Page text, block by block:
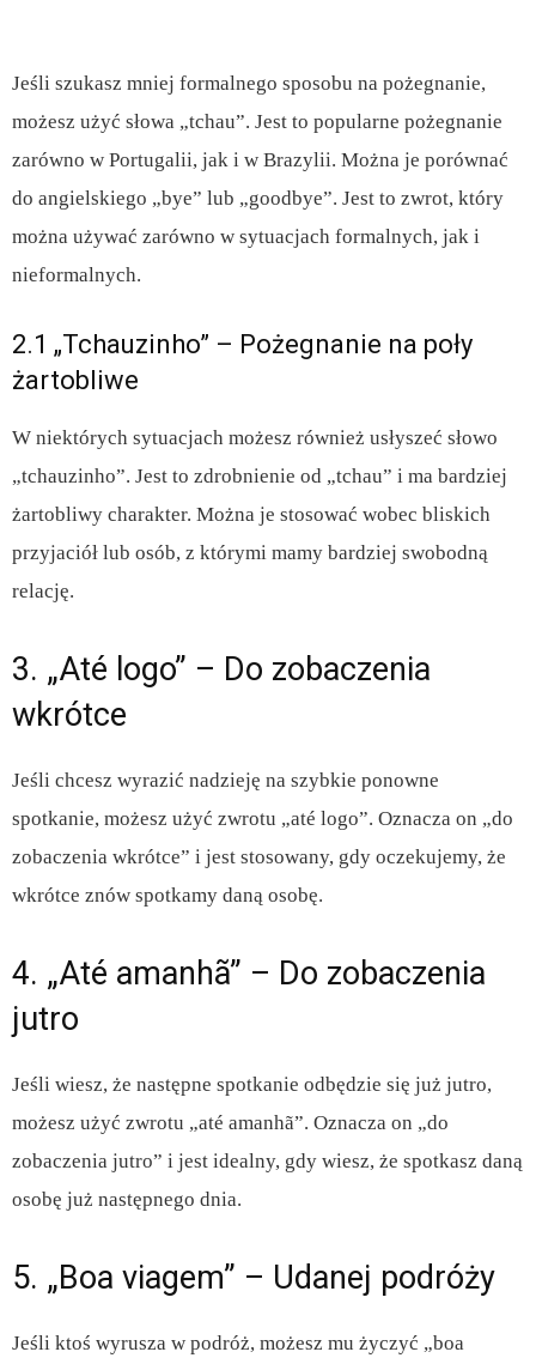
Jeśli szukasz mniej formalnego sposobu na pożegnanie,
możesz użyć słowa „tchau”. Jest to popularne pożegnanie
zarówno w Portugalii, jak i w Brazylii. Można je porównać
do angielskiego „bye” lub „goodbye”. Jest to zwrot, który
można używać zarówno w sytuacjach formalnych, jak i
nieformalnych.
2.1 „Tchauzinho” – Pożegnanie na poły
żartobliwe
W niektórych sytuacjach możesz również usłyszeć słowo
„tchauzinho”. Jest to zdrobnienie od „tchau” i ma bardziej
żartobliwy charakter. Można je stosować wobec bliskich
przyjaciół lub osób, z którymi mamy bardziej swobodną
relację.
3. „Até logo” – Do zobaczenia
wkrótce
Jeśli chcesz wyrazić nadzieję na szybkie ponowne
spotkanie, możesz użyć zwrotu „até logo”. Oznacza on „do
zobaczenia wkrótce” i jest stosowany, gdy oczekujemy, że
wkrótce znów spotkamy daną osobę.
4. „Até amanhã” – Do zobaczenia
jutro
Jeśli wiesz, że następne spotkanie odbędzie się już jutro,
możesz użyć zwrotu „até amanhã”. Oznacza on „do
zobaczenia jutro” i jest idealny, gdy wiesz, że spotkasz daną
osobę już następnego dnia.
5. „Boa viagem” – Udanej podróży
Jeśli ktoś wyrusza w podróż, możesz mu życzyć „boa